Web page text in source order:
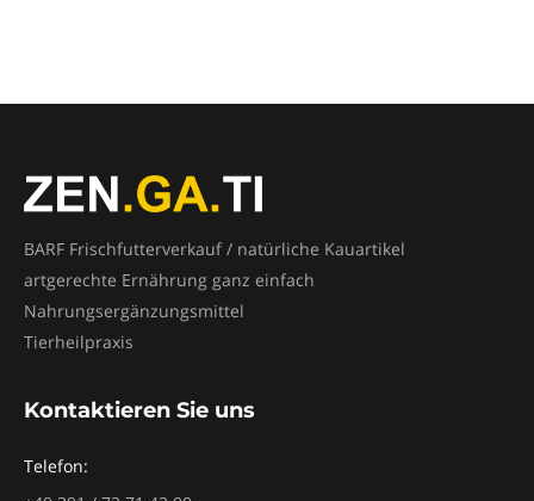
BARF Frischfutterverkauf / natürliche Kauartikel
artgerechte Ernährung ganz einfach
Nahrungsergänzungsmittel
Tierheilpraxis
Kontaktieren Sie uns
Telefon: